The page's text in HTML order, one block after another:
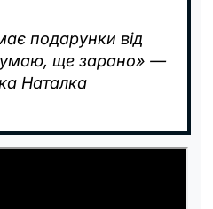
подарунки від
ще зарано» —
Наталка